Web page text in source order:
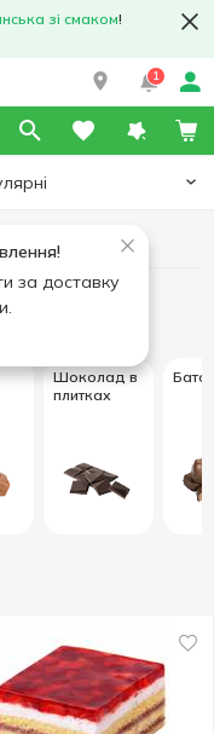
зі смаком!
1
за доставку
Шоколад в
плитках